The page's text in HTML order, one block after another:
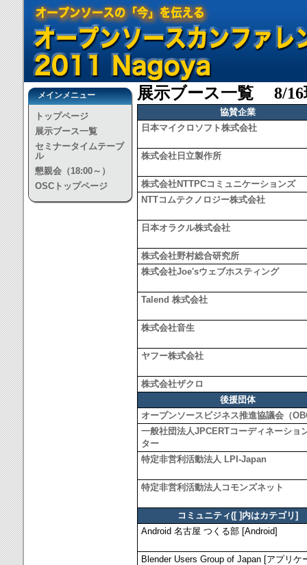
メインメニュー
トップページ
展示ブース一覧
セミナータイムテーブ
ル
懇親会（18:00～）
OSCトップページ
展示ブース一覧 8/16
協賛企業
日本マイクロソフト株式会社
株式会社日立製作所
株式会社NTTPCコミュニケーションズ
NTTコムテクノロジー株式会社
日本オラクル株式会社
株式会社野村総合研究所
株式会社Joe'sウェブホスティング
Talend 株式会社
株式会社音生
ヤフー株式会社
株式会社ザクロ
後援団体
オープンソースビジネス推進協議会（
一般社団法人JPCERTコーディネーショ
ター
特定非営利活動法人 LPI-Japan
特定非営利活動法人コモンズネット
コミュニティ([ ]内はカテゴリ]
Android 名古屋 つくる部 [Android]
Blender Users Group of Japan [アプリケ